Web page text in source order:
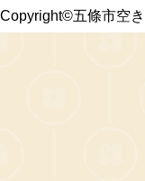
Copyright©五條市空